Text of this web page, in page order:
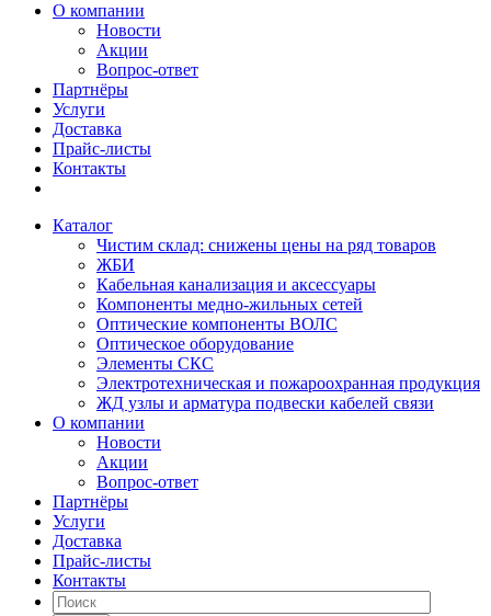
О компании
Новости
Акции
Вопрос-ответ
Партнёры
Услуги
Доставка
Прайс-листы
Контакты
Каталог
Чистим склад: снижены цены на ряд товаров
ЖБИ
Кабельная канализация и аксессуары
Компоненты медно-жильных сетей
Оптические компоненты ВОЛС
Оптическое оборудование
Элементы СКС
Электротехническая и пожароохранная продукция
ЖД узлы и арматура подвески кабелей связи
О компании
Новости
Акции
Вопрос-ответ
Партнёры
Услуги
Доставка
Прайс-листы
Контакты